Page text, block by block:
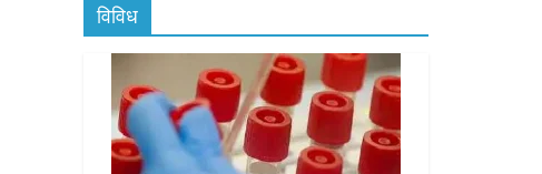
विविध